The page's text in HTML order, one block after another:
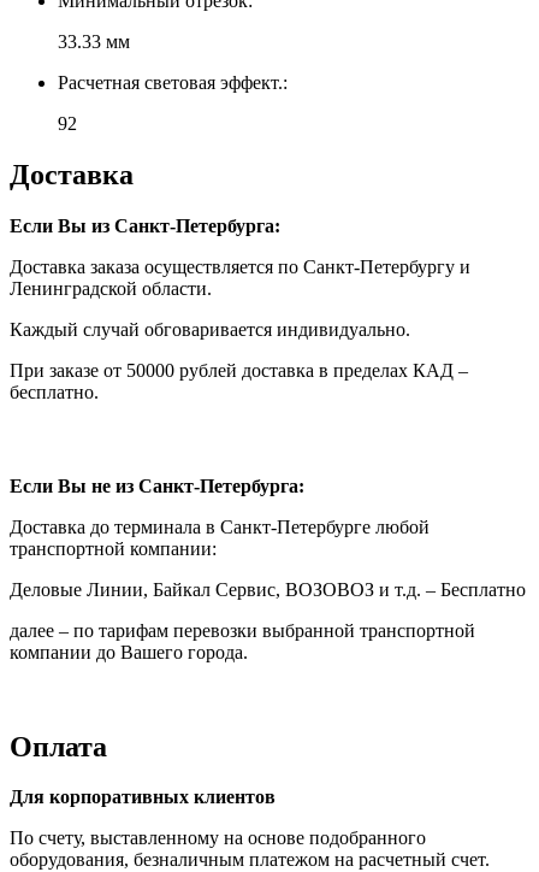
33.33 мм
Расчетная световая эффект.:
92
Доставка
Если Вы из Санкт-Петербурга:
Доставка заказа осуществляется по Санкт-Петербургу и
Ленинградской области.
Каждый случай обговаривается индивидуально.
При заказе от 50000 рублей доставка в пределах КАД –
бесплатно.
Если Вы не из Санкт-Петербурга:
Доставка до терминала в Санкт-Петербурге любой
транспортной компании:
Деловые Линии, Байкал Сервис, ВОЗОВОЗ и т.д. – Бесплатно
далее – по тарифам перевозки выбранной транспортной
компании до Вашего города.
Оплата
Для корпоративных клиентов
По счету, выставленному на основе подобранного
оборудования, безналичным платежом на расчетный счет.